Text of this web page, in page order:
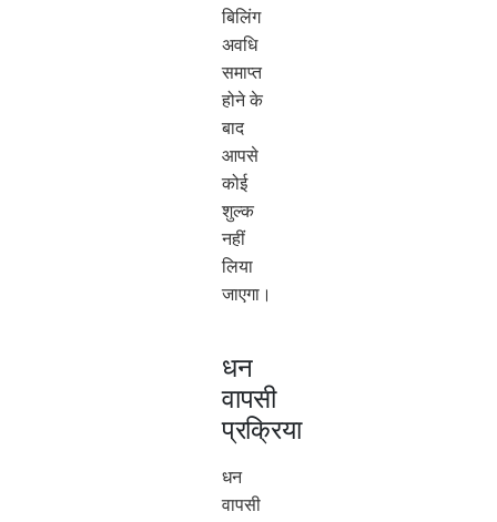
बिलिंग
अवधि
समाप्त
होने के
बाद
आपसे
कोई
शुल्क
नहीं
लिया
जाएगा।
धन
वापसी
प्रक्रिया
धन
वापसी